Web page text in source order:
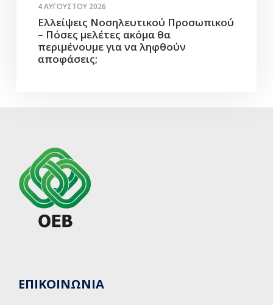
4 ΑΥΓΟΎΣΤΟΥ 2026
Ελλείψεις Νοσηλευτικού Προσωπικού
– Πόσες μελέτες ακόμα θα
περιμένουμε για να ληφθούν
αποφάσεις;
ΕΠΙΚΟΙΝΩΝΙΑ